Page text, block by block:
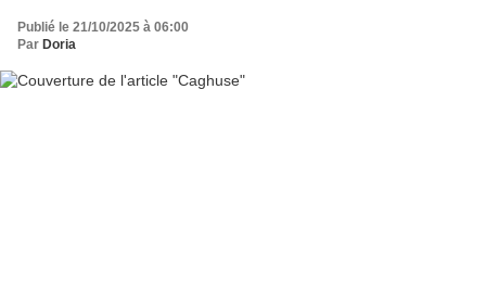
Publié le 21/10/2025 à 06:00
Par Doria